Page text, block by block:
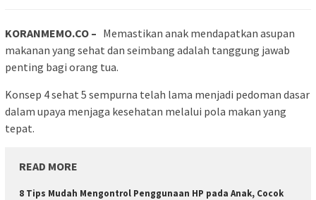
KORANMEMO.CO – Memastikan anak mendapatkan asupan
makanan yang sehat dan seimbang adalah tanggung jawab
penting bagi orang tua.
Konsep 4 sehat 5 sempurna telah lama menjadi pedoman dasar
dalam upaya menjaga kesehatan melalui pola makan yang
tepat.
READ MORE
8 Tips Mudah Mengontrol Penggunaan HP pada Anak, Cocok